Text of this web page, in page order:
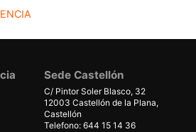
Sede Castellón
C/ Pintor Soler Blasco, 32
12003 Castellón de la Plana,
Castellón
Telefono: 644 15 14 36